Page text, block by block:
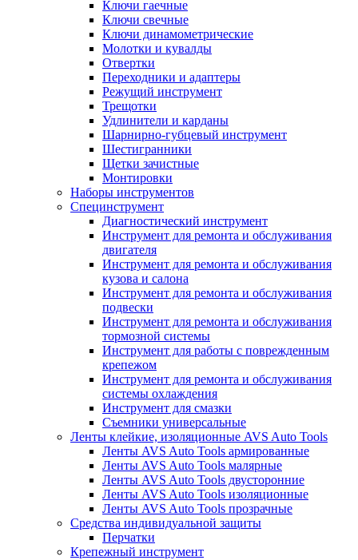
Ключи гаечные
Ключи свечные
Ключи динамометрические
Молотки и кувалды
Отвертки
Переходники и адаптеры
Режущий инструмент
Трещотки
Удлинители и карданы
Шарнирно-губцевый инструмент
Шестигранники
Щетки зачистные
Монтировки
Наборы инструментов
Специнструмент
Диагностический инструмент
Инструмент для ремонта и обслуживания
двигателя
Инструмент для ремонта и обслуживания
кузова и салона
Инструмент для ремонта и обслуживания
подвески
Инструмент для ремонта и обслуживания
тормозной системы
Инструмент для работы с поврежденным
крепежом
Инструмент для ремонта и обслуживания
системы охлаждения
Инструмент для смазки
Съемники универсальные
Ленты клейкие, изоляционные AVS Auto Tools
Ленты AVS Auto Tools армированные
Ленты AVS Auto Tools малярные
Ленты AVS Auto Tools двусторонние
Ленты AVS Auto Tools изоляционные
Ленты AVS Auto Tools прозрачные
Средства индивидуальной защиты
Перчатки
Крепежный инструмент